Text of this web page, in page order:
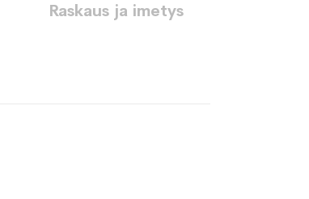
Raskaus ja imetys